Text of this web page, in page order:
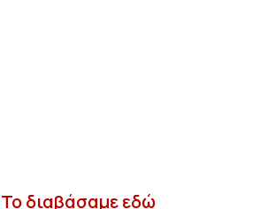
Το διαβάσαμε εδώ